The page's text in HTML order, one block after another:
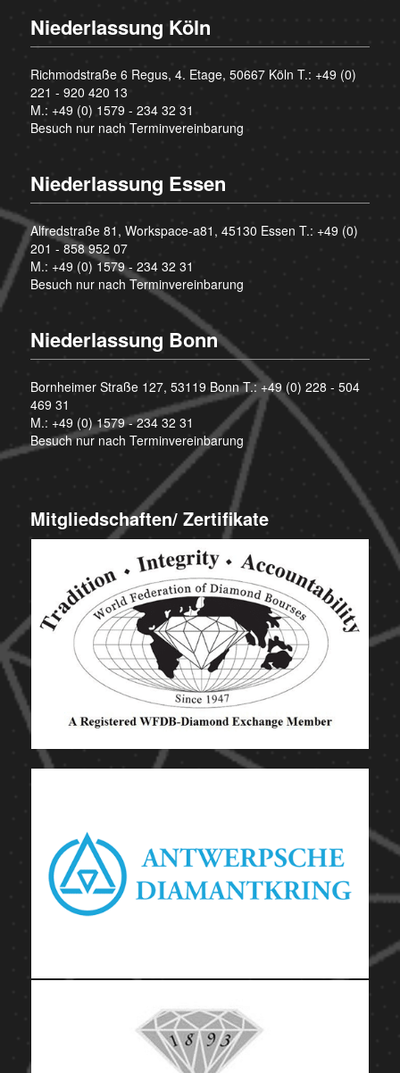
Niederlassung Köln
Richmodstraße 6 Regus, 4. Etage, 50667 Köln T.: +49 (0)
221 - 920 420 13
M.: +49 (0) 1579 - 234 32 31
Besuch nur nach Terminvereinbarung
Niederlassung Essen
Alfredstraße 81, Workspace-a81, 45130 Essen T.: +49 (0)
201 - 858 952 07
M.: +49 (0) 1579 - 234 32 31
Besuch nur nach Terminvereinbarung
Niederlassung Bonn
Bornheimer Straße 127, 53119 Bonn T.:+49 (0) 228 - 504
469 31
M.: +49 (0) 1579 - 234 32 31
Besuch nur nach Terminvereinbarung
Mitgliedschaften/ Zertifikate